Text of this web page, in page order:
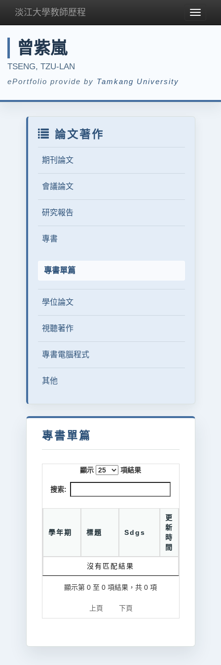
Toggle
淡江大學教師歷程
曾紫嵐
TSENG, TZU-LAN
ePortfolio provide by Tamkang University
論文著作
期刊論文
會議論文
研究報告
專書
專書單篇
學位論文
視聽著作
專書電腦程式
其他
專書單篇
顯示 項結果
搜索:
學年期 標題 Sdgs
更
新
時
間
沒有匹配結果
顯示第 0 至 0 項結果，共 0 項
上頁 下頁